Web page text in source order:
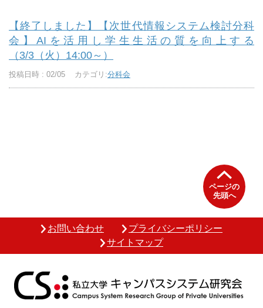
【終了しました】【次世代情報システム検討分科
会】AIを活用し学生生活の質を向上する
（3/3（火）14:00～）
投稿日時 : 02/05 カテゴリ:分科会
ページの
先頭へ
お問い合わせ
プライバシーポリシー
サイトマップ